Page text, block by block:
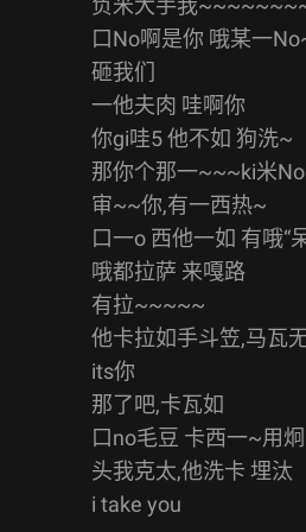
口No啊是你 哦某一
砸我们
一他夫肉 哇啊你
你gi哇5 他不如 狗洗~
那你个那一~~~ki米
审~~你,有一西热~
口一o 西他一如 有哦“
哦都拉萨 来嘎路
有拉~~~~~
他卡拉如手斗笠,马瓦
its你
那了吧,卡瓦如
口no毛豆 卡西一~用
头我克太,他洗卡 埋汰
i take you